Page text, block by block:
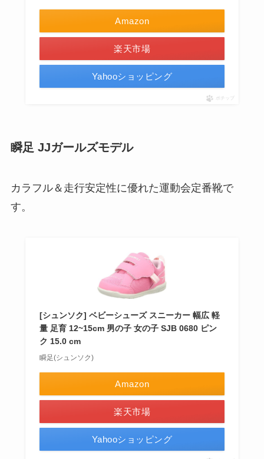
Amazon
楽天市場
Yahooショッピング
ポチップ
瞬足 JJガールズモデル
カラフル＆走行安定性に優れた運動会定番靴で
す。
[シュンソク] ベビーシューズ スニーカー 幅広 軽
量 足育 12~15cm 男の子 女の子 SJB 0680 ピン
ク 15.0 cm
瞬足(シュンソク)
Amazon
楽天市場
Yahooショッピング